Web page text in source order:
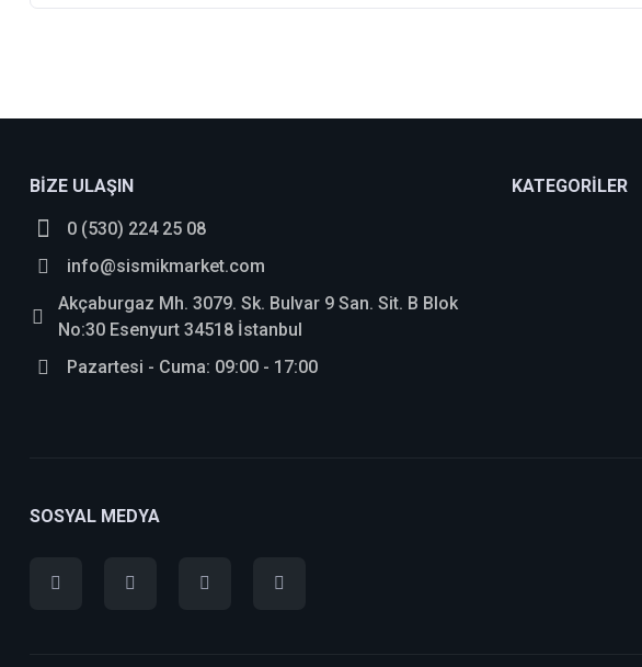
BİZE ULAŞIN
0 (530) 224 25 08
info@sismikmarket.com
Akçaburgaz Mh. 3079. Sk. Bulvar 9 San. Sit. B Blok
No:30 Esenyurt 34518 İstanbul
Pazartesi - Cuma: 09:00 - 17:00
KATEGORİLER
SOSYAL MEDYA